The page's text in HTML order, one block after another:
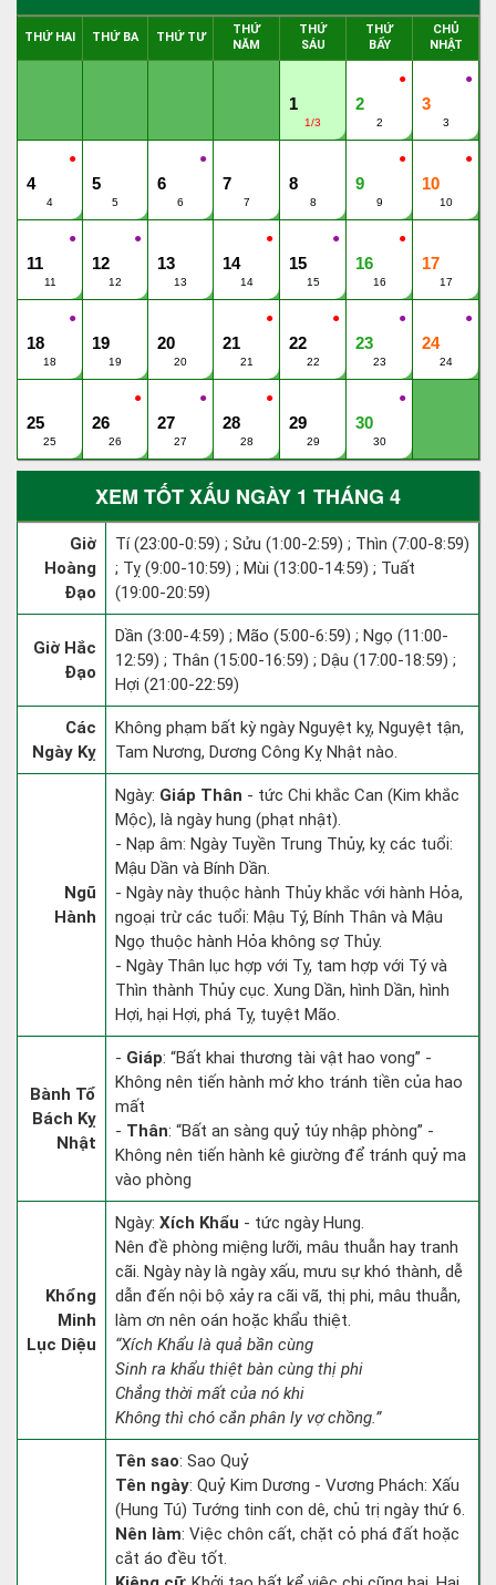
THỨ HAI THỨ BA THỨ TƯ
THỨ
NĂM
THỨ
SÁU
THỨ
BẨY
CHỦ
NHẬT
1
1/3
●
2
2
●
3
3
●
4
4
5
5
●
6
6
7
7
8
8
●
9
9
●
10
10
●
11
11
●
12
12
13
13
●
14
14
●
15
15
●
16
16
17
17
●
18
18
19
19
20
20
●
21
21
●
22
22
●
23
23
●
24
24
25
25
●
26
26
●
27
27
●
28
28
29
29
●
30
30
XEM TỐT XẤU NGÀY 1 THÁNG 4
Giờ
Hoàng
Đạo
Tí (23:00-0:59) ; Sửu (1:00-2:59) ; Thìn (7:00-8:59)
; Tỵ (9:00-10:59) ; Mùi (13:00-14:59) ; Tuất
(19:00-20:59)
Giờ Hắc
Đạo
Dần (3:00-4:59) ; Mão (5:00-6:59) ; Ngọ (11:00-
12:59) ; Thân (15:00-16:59) ; Dậu (17:00-18:59) ;
Hợi (21:00-22:59)
Các
Ngày Kỵ
Không phạm bất kỳ ngày Nguyệt kỵ, Nguyệt tận,
Tam Nương, Dương Công Kỵ Nhật nào.
Ngũ
Hành
Ngày: Giáp Thân - tức Chi khắc Can (Kim khắc
Mộc), là ngày hung (phạt nhật).
- Nạp âm: Ngày Tuyền Trung Thủy, kỵ các tuổi:
Mậu Dần và Bính Dần.
- Ngày này thuộc hành Thủy khắc với hành Hỏa,
ngoại trừ các tuổi: Mậu Tý, Bính Thân và Mậu
Ngọ thuộc hành Hỏa không sợ Thủy.
- Ngày Thân lục hợp với Tỵ, tam hợp với Tý và
Thìn thành Thủy cục. Xung Dần, hình Dần, hình
Hợi, hại Hợi, phá Tỵ, tuyệt Mão.
Bành Tổ
Bách Kỵ
Nhật
- Giáp: “Bất khai thương tài vật hao vong” -
Không nên tiến hành mở kho tránh tiền của hao
mất
- Thân: “Bất an sàng quỷ túy nhập phòng” -
Không nên tiến hành kê giường để tránh quỷ ma
vào phòng
Khổng
Minh
Lục Diệu
Ngày: Xích Khẩu - tức ngày Hung.
Nên đề phòng miệng lưỡi, mâu thuẫn hay tranh
cãi. Ngày này là ngày xấu, mưu sự khó thành, dễ
dẫn đến nội bộ xảy ra cãi vã, thị phi, mâu thuẫn,
làm ơn nên oán hoặc khẩu thiệt.
“Xích Khẩu là quả bần cùng
Sinh ra khẩu thiệt bàn cùng thị phi
Chẳng thời mất của nó khi
Không thì chó cắn phân ly vợ chồng.”
Tên sao: Sao Quỷ
Tên ngày: Quỷ Kim Dương - Vương Phách: Xấu
(Hung Tú) Tướng tinh con dê, chủ trị ngày thứ 6.
Nên làm: Việc chôn cất, chặt cỏ phá đất hoặc
cắt áo đều tốt.